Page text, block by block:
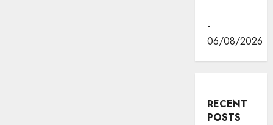
-
06/08/2026
RECENT
POSTS